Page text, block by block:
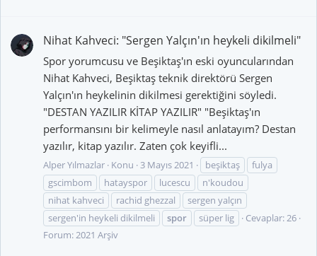
Nihat Kahveci: "Sergen Yalçın'ın heykeli dikilmeli"
Spor yorumcusu ve Beşiktaş'ın eski oyuncularından
Nihat Kahveci, Beşiktaş teknik direktörü Sergen
Yalçın'ın heykelinin dikilmesi gerektiğini söyledi.
"DESTAN YAZILIR KİTAP YAZILIR" "Beşiktaş'ın
performansını bir kelimeyle nasıl anlatayım? Destan
yazılır, kitap yazılır. Zaten çok keyifli...
Alper Yılmazlar Konu 3 Mayıs 2021 beşiktaş
fulya
gscimbom
hatayspor lucescu
n'koudou
nihat kahveci
rachid ghezzal
sergen yalçın
sergen'in heykeli dikilmeli
spor süper lig
Cevaplar: 26
Forum:2021 Arşiv